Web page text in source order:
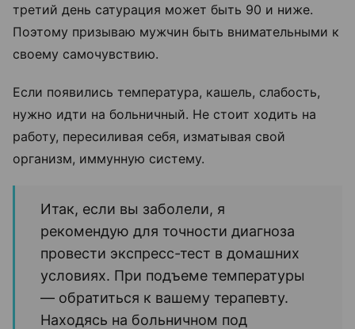
третий день сатурация может быть 90 и ниже.
Поэтому призываю мужчин быть внимательными к
своему самочувствию.
Если появились температура, кашель, слабость,
нужно идти на больничный. Не стоит ходить на
работу, пересиливая себя, изматывая свой
организм, иммунную систему.
Итак, если вы заболели, я
рекомендую для точности диагноза
провести экспресс-тест в домашних
условиях. При подъеме температуры
— обратиться к вашему терапевту.
Находясь на больничном под